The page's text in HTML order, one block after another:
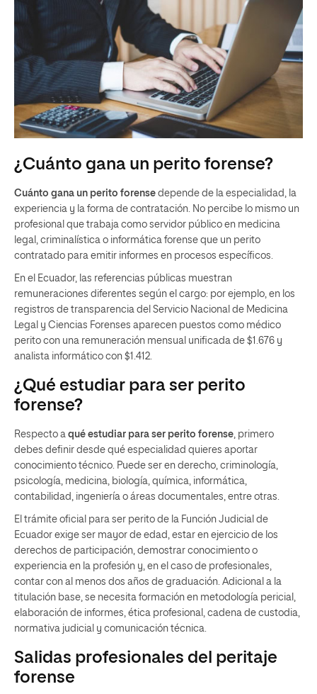
¿Cuánto gana un perito forense?
Cuánto gana un perito forense depende de la especialidad, la
experiencia y la forma de contratación. No percibe lo mismo un
profesional que trabaja como servidor público en medicina
legal, criminalística o informática forense que un perito
contratado para emitir informes en procesos específicos.
En el Ecuador, las referencias públicas muestran
remuneraciones diferentes según el cargo: por ejemplo, en los
registros de transparencia del Servicio Nacional de Medicina
Legal y Ciencias Forenses aparecen puestos como médico
perito con una remuneración mensual unificada de $1.676 y
analista informático con $1.412.
¿Qué estudiar para ser perito
forense?
Respecto a qué estudiar para ser perito forense, primero
debes definir desde qué especialidad quieres aportar
conocimiento técnico. Puede ser en derecho, criminología,
psicología, medicina, biología, química, informática,
contabilidad, ingeniería o áreas documentales, entre otras.
El trámite oficial para ser perito de la Función Judicial de
Ecuador exige ser mayor de edad, estar en ejercicio de los
derechos de participación, demostrar conocimiento o
experiencia en la profesión y, en el caso de profesionales,
contar con al menos dos años de graduación. Adicional a la
titulación base, se necesita formación en metodología pericial,
elaboración de informes, ética profesional, cadena de custodia,
normativa judicial y comunicación técnica.
Salidas profesionales del peritaje
forense